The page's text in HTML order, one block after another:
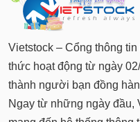
Vietstock – Cổng thông
thức hoạt động từ ngày
thành người bạn đồng
Ngay từ những ngày đầu,